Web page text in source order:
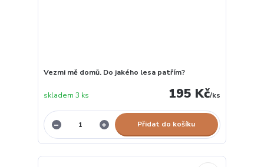
Vezmi mě domů. Do jakého lesa patřím?
195 Kč/ks
skladem 3 ks
Přidat do košíku